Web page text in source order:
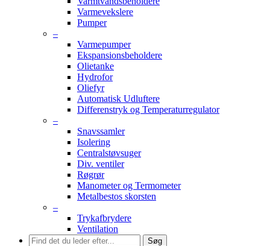
Varmevekslere
Pumper
–
Varmepumper
Ekspansionsbeholdere
Olietanke
Hydrofor
Oliefyr
Automatisk Udluftere
Differenstryk og Temperaturregulator
–
Snavssamler
Isolering
Centralstøvsuger
Div. ventiler
Røgrør
Manometer og Termometer
Metalbestos skorsten
–
Trykafbrydere
Ventilation
Søg